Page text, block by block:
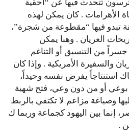
تتحدث فيها عن “أحقية
الأهرامات . كان يمكن لهذه
تبدو فيها “مقطوعة من شجرة”،
العريان . وهنا يمكن
جسراً من التنسيق أو التناغم
والسفيرة الأمريكية . وإذا كان
استنتاجاً يفرض نفسه وحيداً،
بوعي أو من دون وعي، فتح شهية
وصياغة مزاعم لا تكتفي بالربط
إنما بين اليهود كجماعة وربما ك
.